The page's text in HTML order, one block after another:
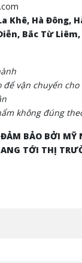
Khê, Hà Đông,
Bắc Từ
vận chuyển
không đúng
BẢO BỞI MỸ
TỚI THỊ